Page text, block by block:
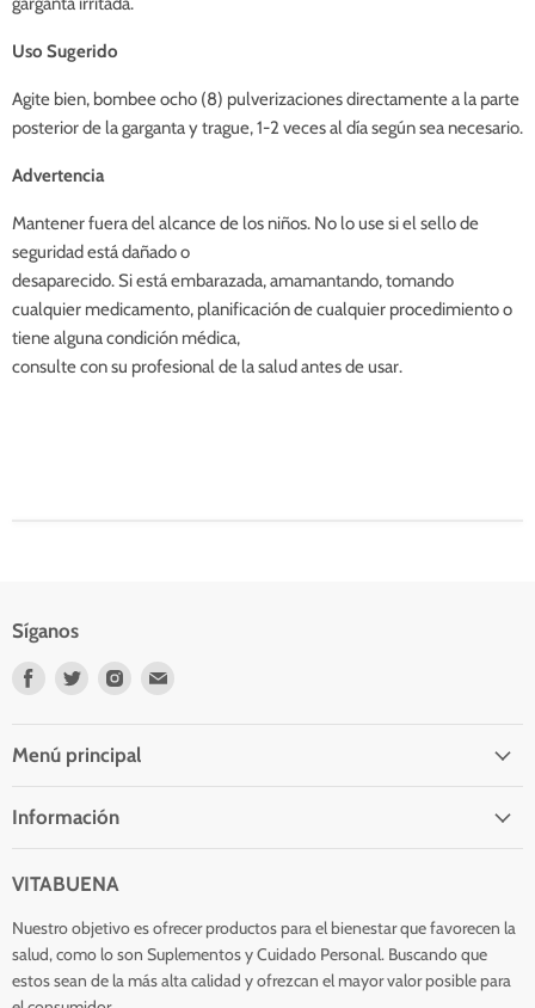
Uso Sugerido
Agite bien, bombee ocho (8) pulverizaciones directamente a la parte
posterior de la garganta y trague, 1-2 veces al día según sea necesario.
Advertencia
Mantener fuera del alcance de los niños. No lo use si el sello de
seguridad está dañado o
desaparecido. Si está embarazada, amamantando, tomando
cualquier medicamento, planificación de cualquier procedimiento o
tiene alguna condición médica,
consulte con su profesional de la salud antes de usar.
Síganos
EncuéntrenosEncuéntrenosEncuéntrenos
Menú principal
Información
VITABUENA
Nuestro objetivo es ofrecer productos para el bienestar que favorecen la
salud, como lo son Suplementos y Cuidado Personal. Buscando que
estos sean de la más alta calidad y ofrezcan el mayor valor posible para